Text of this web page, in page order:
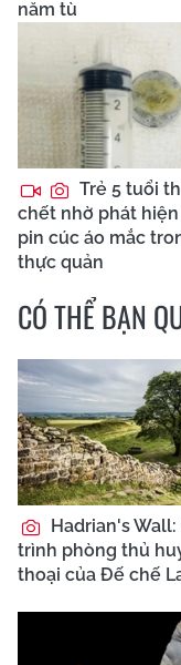
năm tù
Trẻ 5 tuổi
chết nhờ phát hiện
pin cúc áo mắc
thực quản
CÓ THỂ BẠN
Hadrian's Wall:
trình phòng thủ
thoại của Đế chế